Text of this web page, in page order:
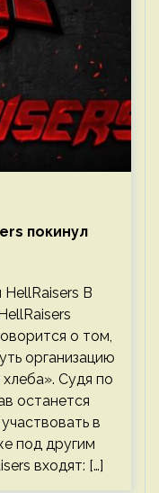
покинул
В
о том,
организацию
Судя по
останется
в
под другим
входят: […]